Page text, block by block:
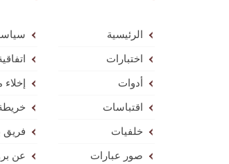
الرئيسية
اختبارات
أدوات
اقتباسات
خلفيات
صور عبارات
فريق
عن